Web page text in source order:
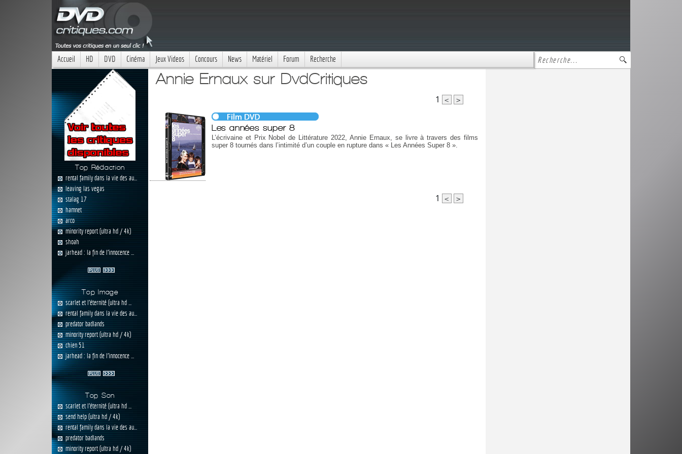
Accueil HD DVD Cinéma Jeux Videos Concours News Matériel Forum Recherche
Top Rédaction
rental family dans la vie des au...
leaving las vegas
stalag 17
hamnet
arco
minority report (ultra hd / 4k)
shoah
jarhead : la fin de l'innocence ...
Top Image
scarlet et l'éternité (ultra hd ...
rental family dans la vie des au...
predator badlands
minority report (ultra hd / 4k)
chien 51
jarhead : la fin de l'innocence ...
Top Son
scarlet et l'éternité (ultra hd ...
send help (ultra hd / 4k)
rental family dans la vie des au...
predator badlands
minority report (ultra hd / 4k)
Annie Ernaux sur DvdCritiques
1 < >
Les années super 8
L’écrivaine et Prix Nobel de Littérature 2022, Annie Ernaux, se livre à travers des films
super 8 tournés dans l’intimité d’un couple en rupture dans « Les Années Super 8 ».
1 < >